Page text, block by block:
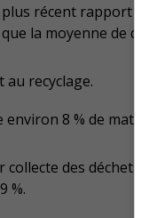
récent rapport
la moyenne de
recyclage.
8 % de
des
%.